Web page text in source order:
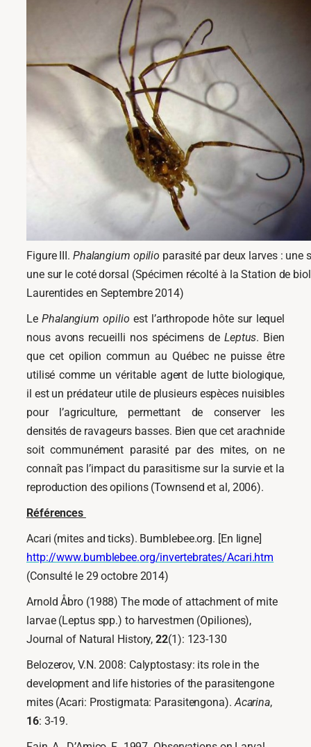
Figure III. Phalangium opilio parasité par deux larves : une
une sur le coté dorsal (Spécimen récolté à la Station de
Laurentides en Septembre 2014)
LePhalangium opilio est l’arthropode hôte sur lequel
nous avons recueilli nos spécimens de Leptus. Bien
que cet opilion commun au Québec ne puisse être
utilisé comme un véritable agent de lutte biologique,
il est un prédateur utile de plusieurs espèces nuisibles
pour l’agriculture, permettant de conserver les
densités de ravageurs basses. Bien que cet arachnide
soit communément parasité par des mites, on ne
connaît pas l’impact du parasitisme sur la survie et la
reproduction des opilions (Townsend et al, 2006).
Références
Acari (mites and ticks). Bumblebee.org. [En ligne]
http://www.bumblebee.org/invertebrates/Acari.htm
(Consulté le 29 octobre 2014)
Arnold Åbro (1988) The mode of attachment of mite
larvae (Leptus spp.) to harvestmen (Opiliones),
Journal of Natural History,22(1): 123-130
Belozerov, V.N. 2008: Calyptostasy: its role in the
development and life histories of the parasitengone
mites (Acari: Prostigmata: Parasitengona). Acarina,
16: 3-19.